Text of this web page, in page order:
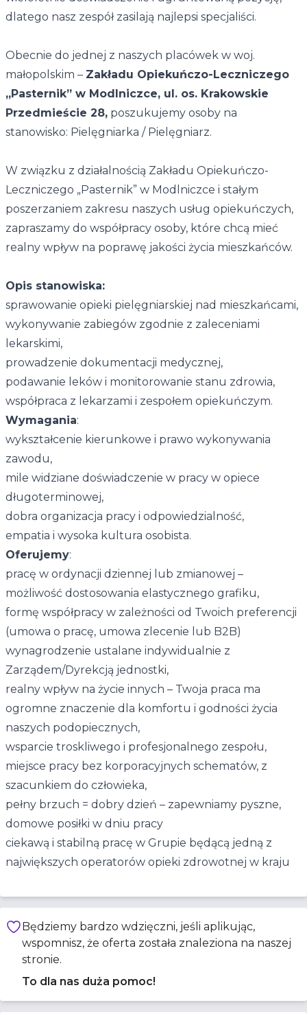
dlatego nasz zespół zasilają najlepsi specjaliści.
Obecnie do jednej z naszych placówek w woj.
małopolskim – Zakładu Opiekuńczo-Leczniczego
„Pasternik” w Modlniczce, ul. os. Krakowskie
Przedmieście 28, poszukujemy osoby na
stanowisko: Pielęgniarka / Pielęgniarz.​
W związku z działalnością Zakładu Opiekuńczo-
Leczniczego „Pasternik” w Modlniczce i stałym
poszerzaniem zakresu naszych usług opiekuńczych,
zapraszamy do współpracy osoby, które chcą mieć
realny wpływ na poprawę jakości życia mieszkańców.
Opis stanowiska:
sprawowanie opieki pielęgniarskiej nad mieszkańcami,
wykonywanie zabiegów zgodnie z zaleceniami
lekarskimi,
prowadzenie dokumentacji medycznej,
podawanie leków i monitorowanie stanu zdrowia,
współpraca z lekarzami i zespołem opiekuńczym.
Wymagania:
wykształcenie kierunkowe i prawo wykonywania
zawodu,
mile widziane doświadczenie w pracy w opiece
długoterminowej,
dobra organizacja pracy i odpowiedzialność,
empatia i wysoka kultura osobista.
Oferujemy:
pracę w ordynacji dziennej lub zmianowej –
możliwość dostosowania elastycznego grafiku,
formę współpracy w zależności od Twoich preferencji
(umowa o pracę, umowa zlecenie lub B2B)
wynagrodzenie ustalane indywidualnie z
Zarządem/Dyrekcją jednostki,
realny wpływ na życie innych – Twoja praca ma
ogromne znaczenie dla komfortu i godności życia
naszych podopiecznych,
wsparcie troskliwego i profesjonalnego zespołu,
miejsce pracy bez korporacyjnych schematów, z
szacunkiem do człowieka,
pełny brzuch = dobry dzień – zapewniamy pyszne,
domowe posiłki w dniu pracy
ciekawą i stabilną pracę w Grupie będącą jedną z
największych operatorów opieki zdrowotnej w kraju
Będziemy bardzo wdzięczni, jeśli aplikując,
wspomnisz, że oferta została znaleziona na naszej
stronie.
To dla nas duża pomoc!